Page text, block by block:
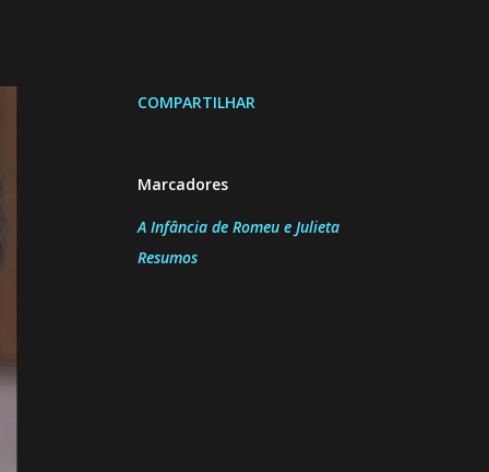
COMPARTILHAR
Marcadores
A Infância de Romeu e Julieta
Resumos